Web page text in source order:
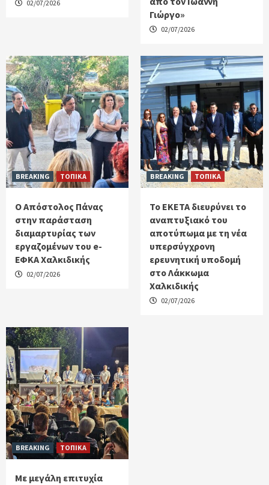
02/07/2026
Γιώργο»
02/07/2026
BREAKING ΤΟΠΙΚΑ
Ο Απόστολος Πάνας
στην παράσταση
διαμαρτυρίας των
εργαζομένων του e-
ΕΦΚΑ Χαλκιδικής
02/07/2026
BREAKING ΤΟΠΙΚΑ
Το ΕΚΕΤΑ διευρύνει το
αναπτυξιακό του
αποτύπωμα με τη νέα
υπερσύγχρονη
ερευνητική υποδομή
στο Λάκκωμα
Χαλκιδικής
02/07/2026
BREAKING ΤΟΠΙΚΑ
Με μεγάλη επιτυχία